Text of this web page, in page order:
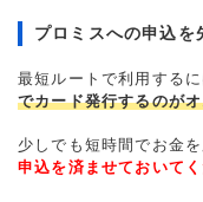
プロミスへの申込を
最短ルートで利用するに
でカード発行するのが
少しでも短時間でお金
申込を済ませておいてく